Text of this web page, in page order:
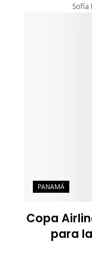
Sofía
PANAMÁ
Copa
para